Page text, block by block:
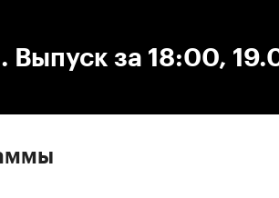
Выпуск за 18:00,